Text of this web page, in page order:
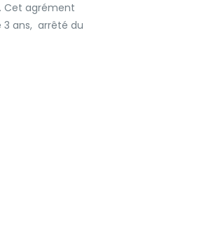
Cet agrément
3 ans, arrêté du